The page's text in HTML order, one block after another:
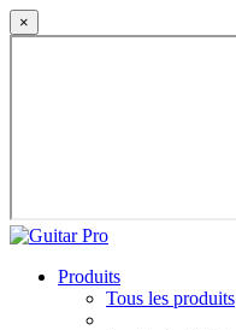
×
Produits
Tous les produits